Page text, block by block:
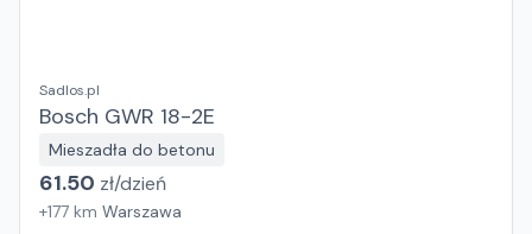
Sadlos.pl
Bosch GWR 18-2E
Mieszadła do betonu
61.50 zł/dzień
+177 km Warszawa